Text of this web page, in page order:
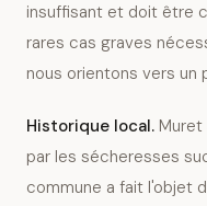
insuffisant et doit être
rares cas graves
nous orientons vers un
Historique local.
par les sécheresses
commune a fait l'objet